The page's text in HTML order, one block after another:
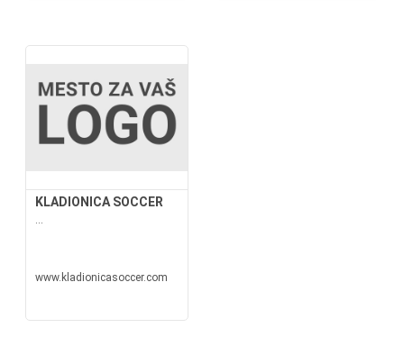
KLADIONICA SOCCER
...
www.kladionicasoccer.com